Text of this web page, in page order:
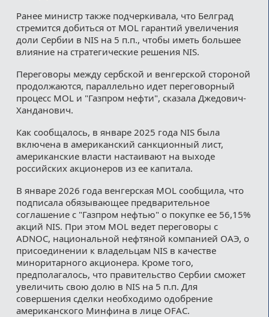
Ранее министр также подчеркивала, что Белград
стремится добиться от MOL гарантий увеличения
доли Сербии в NIS на 5 п.п., чтобы иметь большее
влияние на стратегические решения NIS.
Переговоры между сербской и венгерской стороной
продолжаются, параллельно идет переговорный
процесс MOL и "Газпром нефти", сказала Джедович-
Ханданович.
Как сообщалось, в январе 2025 года NIS была
включена в американский санкционный лист,
американские власти настаивают на выходе
российских акционеров из ее капитала.
В январе 2026 года венгерская MOL сообщила, что
подписала обязывающее предварительное
соглашение с "Газпром нефтью" о покупке ее 56,15%
акций NIS. При этом MOL ведет переговоры с
ADNOC, национальной нефтяной компанией ОАЭ, о
присоединении к владельцам NIS в качестве
миноритарного акционера. Кроме того,
предполагалось, что правительство Сербии сможет
увеличить свою долю в NIS на 5 п.п. Для
совершения сделки необходимо одобрение
американского Минфина в лице OFAC.